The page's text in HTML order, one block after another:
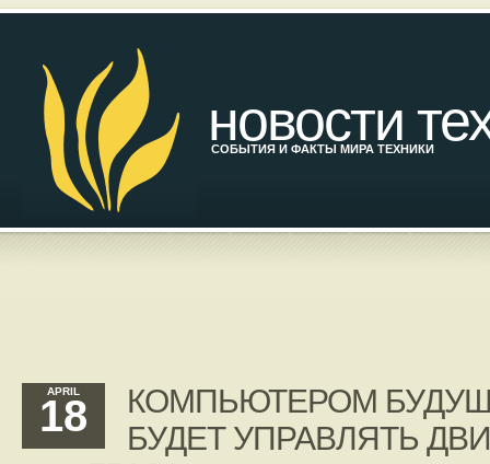
новости
СОБЫТИЯ И ФАКТЫ МИРА ТЕХНИКИ
APRIL
18
КОМПЬЮТЕРОМ
БУДЕТ УПРАВЛЯТЬ